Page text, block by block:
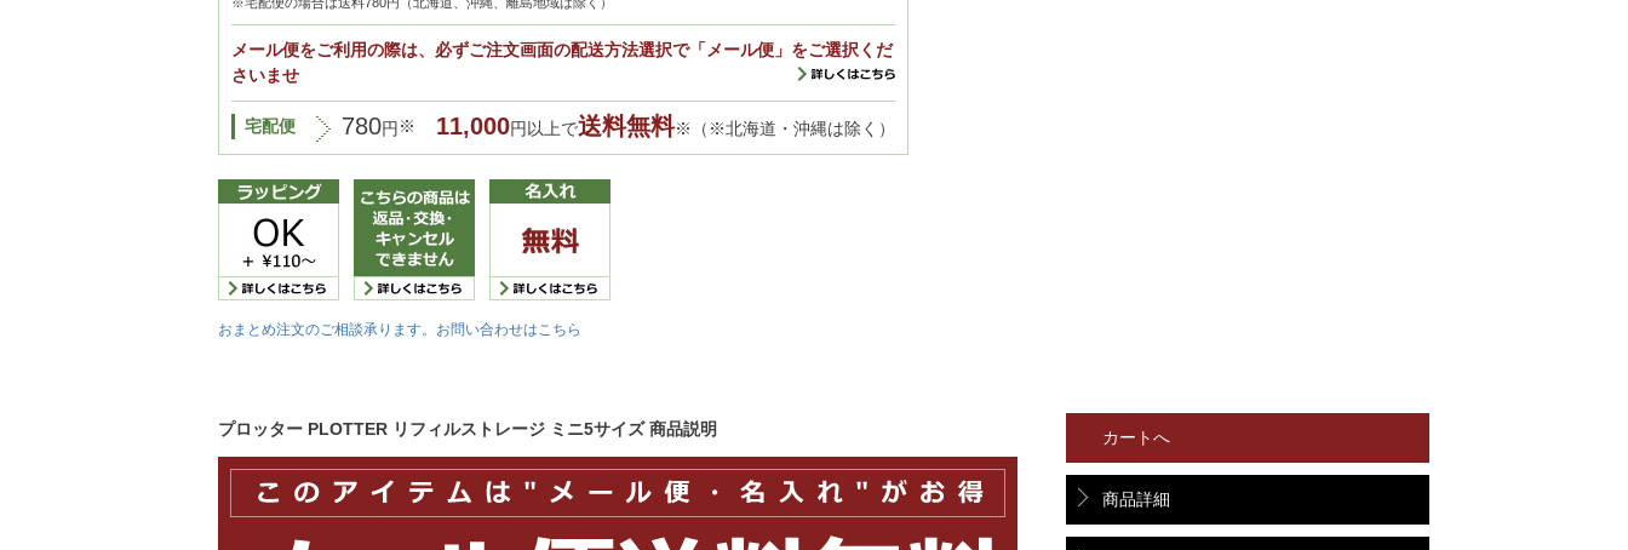
メール便をご利用の際は、必ずご注文画面の配送方法選択で「メール便」をご選択くだ
さいませ
宅配便 780円 ※ 11,000円以上で送料無料※（※北海道・沖縄は除く）
おまとめ注文のご相談承ります。お問い合わせはこちら
プロッター PLOTTER リフィルストレージ ミニ5サイズ 商品説明 カートへ
商品詳細